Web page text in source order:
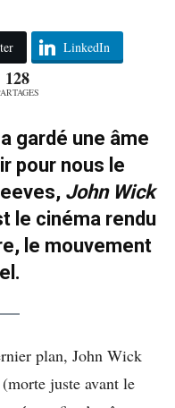
LinkedIn
128
gardé une âme
pour nous le
John Wick
le cinéma rendu
le mouvement
plan, John Wick
juste avant le